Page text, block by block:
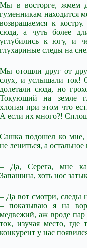
Мы в восторге, жмем
гуменникам находится
возвращаемся к
сюда, а чуть более
углубились к югу, и
глухариные следы на
Мы отошли друг от
слух, и услышали ток!
долетали сюда, но
Токующий на земле
хлопая при этом что
А если их много?!
Сашка подошел ко мне,
не лениться, а
– Да, Серега, мне
Запашина, хоть нос
– Да вот смотри, следы
– показываю я на
медвежий, аж вроде
ток, изучая место, где
конкурент у нас